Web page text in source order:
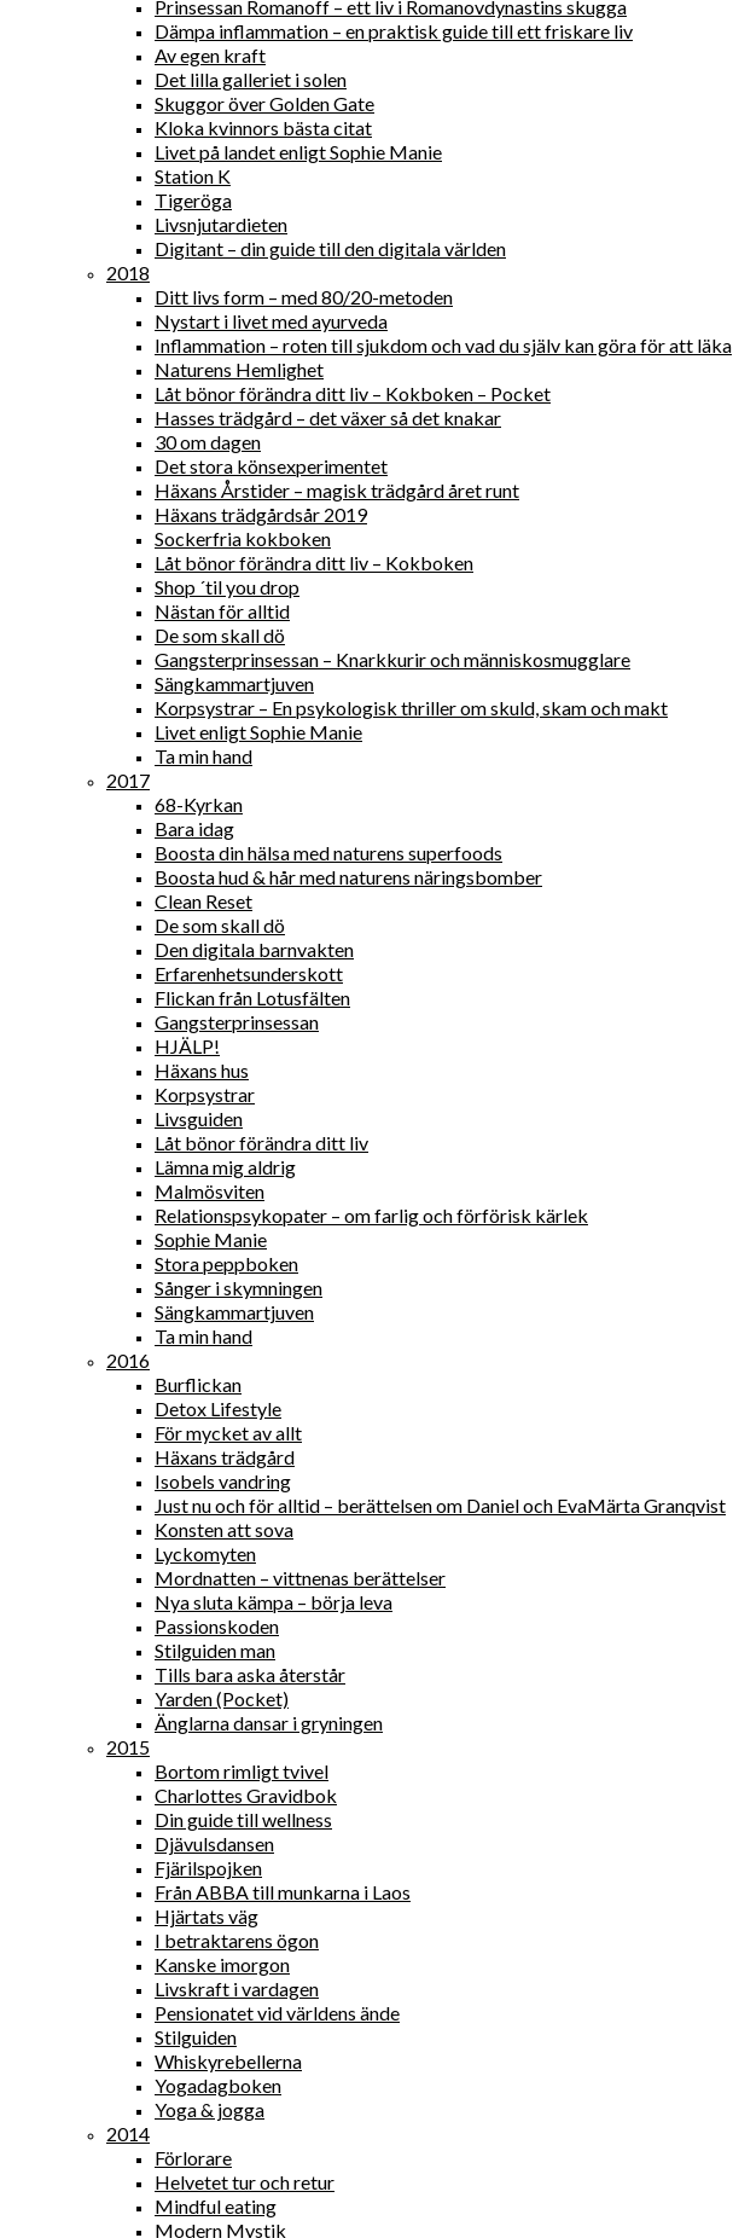
Prinsessan Romanoff – ett liv i Romanovdynastins skugga
Dämpa inflammation – en praktisk guide till ett friskare liv
Av egen kraft
Det lilla galleriet i solen
Skuggor över Golden Gate
Kloka kvinnors bästa citat
Livet på landet enligt Sophie Manie
Station K
Tigeröga
Livsnjutardieten
Digitant – din guide till den digitala världen
2018
Ditt livs form – med 80/20-metoden
Nystart i livet med ayurveda
Inflammation – roten till sjukdom och vad du själv kan göra för att läka
Naturens Hemlighet
Låt bönor förändra ditt liv – Kokboken – Pocket
Hasses trädgård – det växer så det knakar
30 om dagen
Det stora könsexperimentet
Häxans Årstider – magisk trädgård året runt
Häxans trädgårdsår 2019
Sockerfria kokboken
Låt bönor förändra ditt liv – Kokboken
Shop ´til you drop
Nästan för alltid
De som skall dö
Gangsterprinsessan – Knarkkurir och människosmugglare
Sängkammartjuven
Korpsystrar – En psykologisk thriller om skuld, skam och makt
Livet enligt Sophie Manie
Ta min hand
2017
68-Kyrkan
Bara idag
Boosta din hälsa med naturens superfoods
Boosta hud & hår med naturens näringsbomber
Clean Reset
De som skall dö
Den digitala barnvakten
Erfarenhetsunderskott
Flickan från Lotusfälten
Gangsterprinsessan
HJÄLP!
Häxans hus
Korpsystrar
Livsguiden
Låt bönor förändra ditt liv
Lämna mig aldrig
Malmösviten
Relationspsykopater – om farlig och förförisk kärlek
Sophie Manie
Stora peppboken
Sånger i skymningen
Sängkammartjuven
Ta min hand
2016
Burflickan
Detox Lifestyle
För mycket av allt
Häxans trädgård
Isobels vandring
Just nu och för alltid – berättelsen om Daniel och EvaMärta Granqvist
Konsten att sova
Lyckomyten
Mordnatten – vittnenas berättelser
Nya sluta kämpa – börja leva
Passionskoden
Stilguiden man
Tills bara aska återstår
Yarden (Pocket)
Änglarna dansar i gryningen
2015
Bortom rimligt tvivel
Charlottes Gravidbok
Din guide till wellness
Djävulsdansen
Fjärilspojken
Från ABBA till munkarna i Laos
Hjärtats väg
I betraktarens ögon
Kanske imorgon
Livskraft i vardagen
Pensionatet vid världens ände
Stilguiden
Whiskyrebellerna
Yogadagboken
Yoga & jogga
2014
Förlorare
Helvetet tur och retur
Mindful eating
Modern Mystik